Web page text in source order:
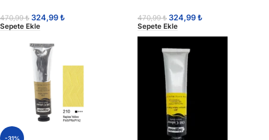
470,99₺ 324,99₺
Sepete Ekle
470,99₺ 324,99₺
Sepete Ekle
-31%